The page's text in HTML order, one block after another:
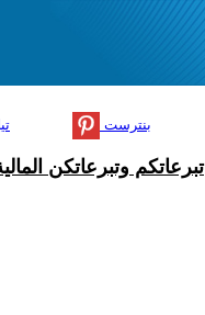
بنترست
تبرعاتكم وتبرعاتكن